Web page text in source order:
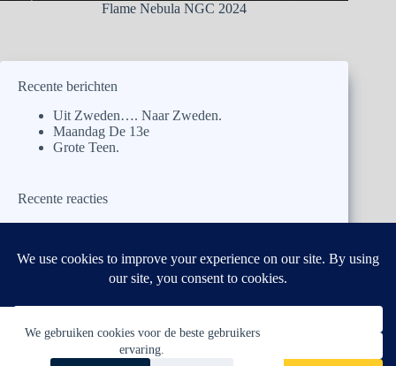
We gebruiken cookies voor de beste gebruikers
ervaring.
Flame Nebula NGC 2024
Recente berichten
Uit Zweden…. Naar Zweden.
Maandag De 13e
Grote Teen.
Recente reacties
naargalicieopUit Zweden…. Naar Zweden.
Zweden.
naargalicieopUit Zweden…. Naar Zweden.
naargalicieopUit Zweden…. Naar Zweden.